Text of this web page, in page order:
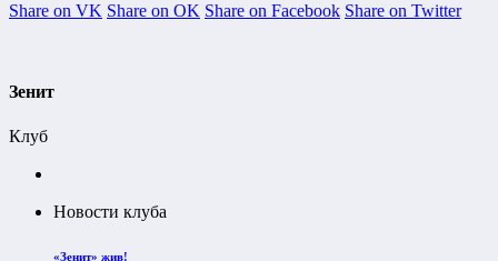
Share on VK Share on OK Share on Facebook Share on Twitter
Зенит
Клуб
Новости клуба
«Зенит» жив!